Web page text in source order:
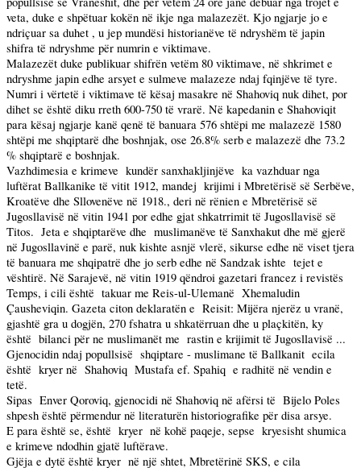
veta, duke e shpëtuar kokën në ikje nga malazezët. Kjo ngjarje jo e
ndriçuar sa duhet , u jep mundësi historianëve të ndryshëm të japin
shifra të ndryshme për numrin e viktimave.
Malazezët duke publikuar shifrën vetëm 80 viktimave, në shkrimet e
ndryshme japin edhe arsyet e sulmeve malazeze ndaj fqinjëve të tyre.
Numri i vërtetë i viktimave të kësaj masakre në Shahoviq nuk dihet, por
dihet se është diku rreth 600-750 të vrarë. Në kapedanin e Shahoviqit
para kësaj ngjarje kanë qenë të banuara 576 shtëpi me malazezë 1580
shtëpi me shqiptarë dhe boshnjak, ose 26.8% serb e malazezë dhe 73.2
% shqiptarë e boshnjak.
Vazhdimesia e krimeve kundër sanxhakljinjëve ka vazhduar nga
luftërat Ballkanike të vitit 1912, mandej krijimi i Mbretërisë së Serbëve,
Kroatëve dhe Sllovenëve në 1918., deri në rënien e Mbretërisë së
Jugosllavisë në vitin 1941 por edhe gjat shkatrrimit të Jugosllavisë së
Titos. Jeta e shqiptarëve dhe muslimanëve të Sanxhakut dhe më gjerë
në Jugosllavinë e parë, nuk kishte asnjë vlerë, sikurse edhe në viset tjera
të banuara me shqipatrë dhe jo serb edhe në Sandzak ishte tejet e
vështirë. Në Sarajevë, në vitin 1919 qëndroi gazetari francez i revistës
Temps, i cili është takuar me Reis-ul-Ulemanë Xhemaludin
Çausheviqin. Gazeta citon deklaratën e Reisit: Mijëra njerëz u vranë,
gjashtë gra u dogjën, 270 fshatra u shkatërruan dhe u plaçkitën, ky
është bilanci për ne muslimanët me rastin e krijimit të Jugosllavisë ...
Gjenocidin ndaj popullsisë shqiptare - muslimane të Ballkanit ecila
është kryer në Shahoviq Mustafa ef. Spahiq e radhitë në vendin e
tetë.
Sipas Enver Qoroviq, gjenocidi në Shahoviq në afërsi të Bijelo Poles
shpesh është përmendur në literaturën historiografike për disa arsye.
E para është se, është kryer në kohë paqeje, sepse kryesisht shumica
e krimeve ndodhin gjatë luftërave.
Gjëja e dytë është kryer në një shtet, Mbretërinë SKS, e cila